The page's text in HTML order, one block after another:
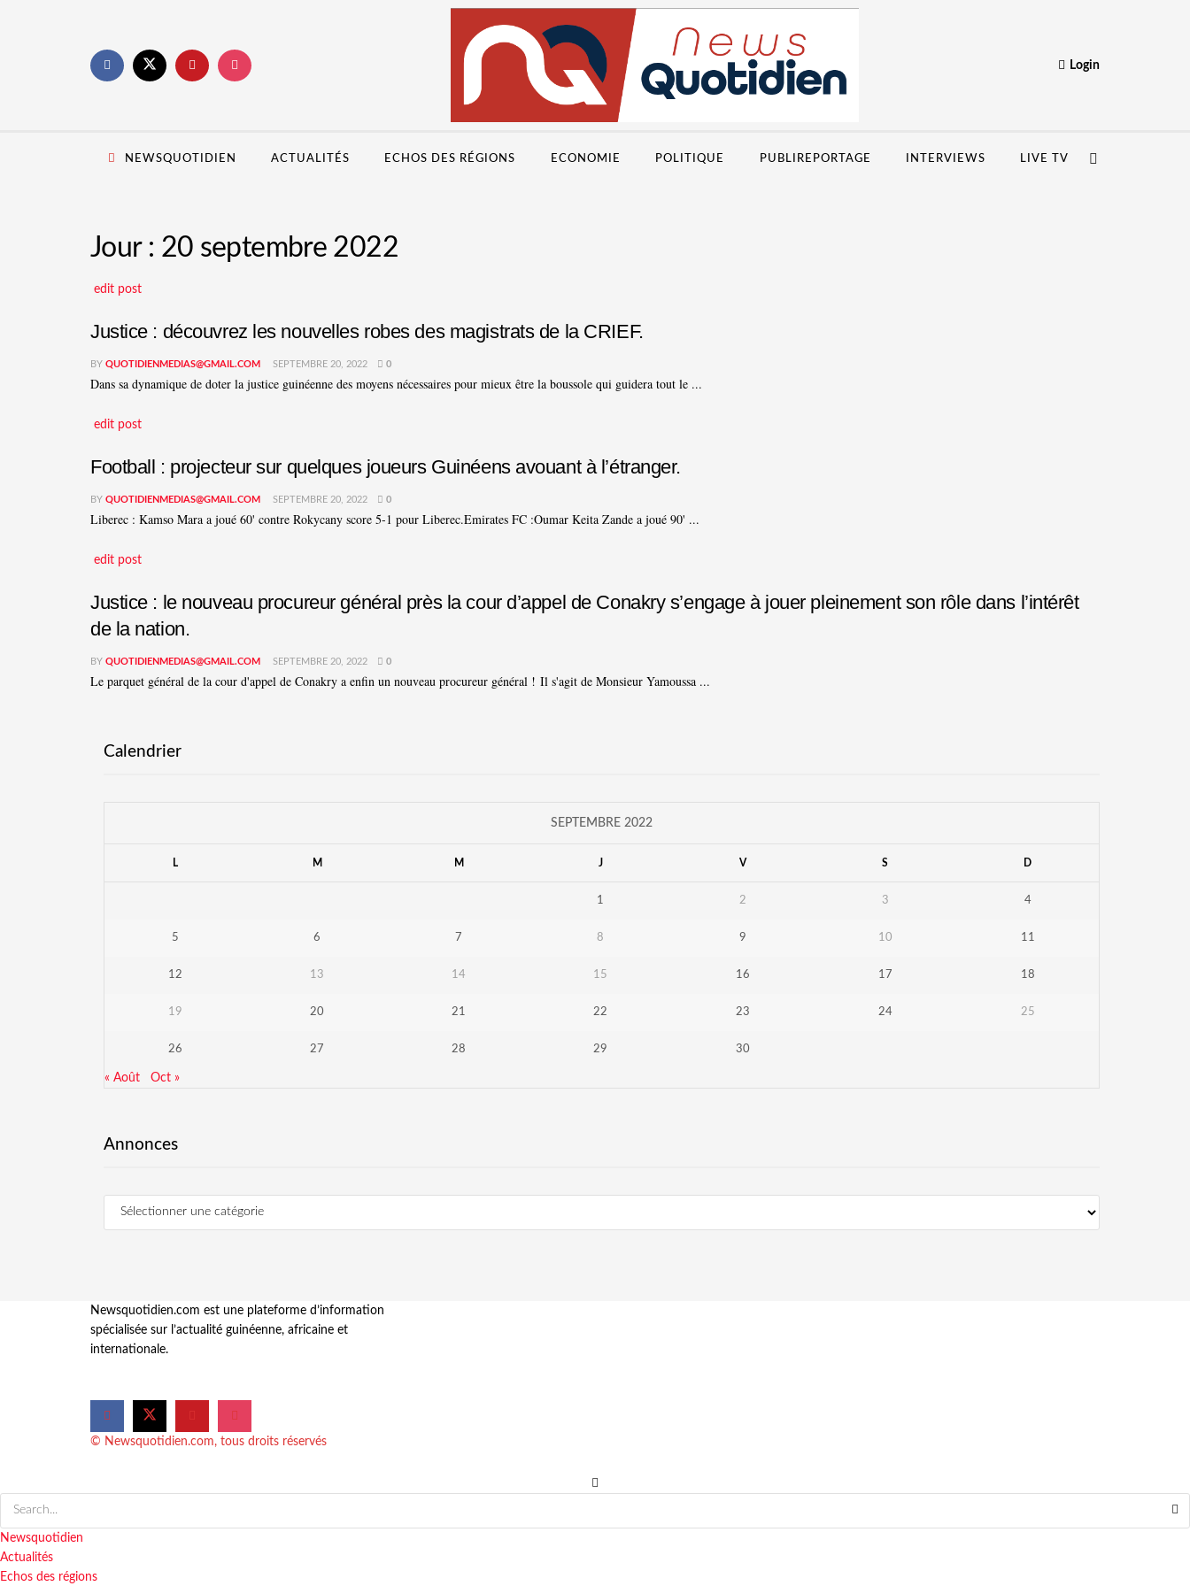
Login
NEWSQUOTIDIEN ACTUALITÉS ECHOS DES RÉGIONS ECONOMIE POLITIQUE PUBLIREPORTAGE INTERVIEWS LIVE TV
Jour : 20 septembre 2022
edit post
Justice : découvrez les nouvelles robes des magistrats de la CRIEF.
BY QUOTIDIENMEDIAS@GMAIL.COM SEPTEMBRE 20, 2022 0
Dans sa dynamique de doter la justice guinéenne des moyens nécessaires pour mieux être la boussole qui guidera tout le ...
edit post
Football : projecteur sur quelques joueurs Guinéens avouant à l’étranger.
BY QUOTIDIENMEDIAS@GMAIL.COM SEPTEMBRE 20, 2022 0
Liberec : Kamso Mara a joué 60' contre Rokycany score 5-1 pour Liberec.Emirates FC :Oumar Keita Zande a joué 90' ...
edit post
Justice : le nouveau procureur général près la cour d’appel de Conakry s’engage à jouer pleinement son rôle dans l’intérêt
de la nation.
BY QUOTIDIENMEDIAS@GMAIL.COM SEPTEMBRE 20, 2022 0
Le parquet général de la cour d'appel de Conakry a enfin un nouveau procureur général ! Il s'agit de Monsieur Yamoussa ...
Calendrier
SEPTEMBRE 2022
L M M J V S D
1 2 3 4
5 6 7 8 9 10 11
12 13 14 15 16 17 18
19 20 21 22 23 24 25
26 27 28 29 30
« Août Oct »
Annonces
Newsquotidien.com est une plateforme d’information
spécialisée sur l’actualité guinéenne, africaine et
internationale.
© Newsquotidien.com, tous droits réservés
Newsquotidien
Actualités
Echos des régions